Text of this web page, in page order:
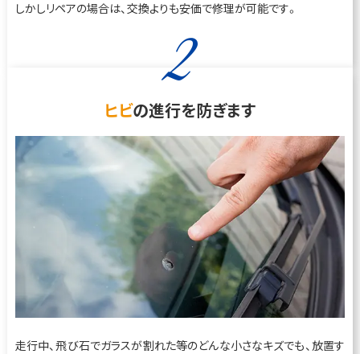
しかしリペアの場合は、交換よりも安価で修理が可能です。
2
ヒビの進行を防ぎます
走行中、飛び石でガラスが割れた等のどんな小さなキズでも、放置す